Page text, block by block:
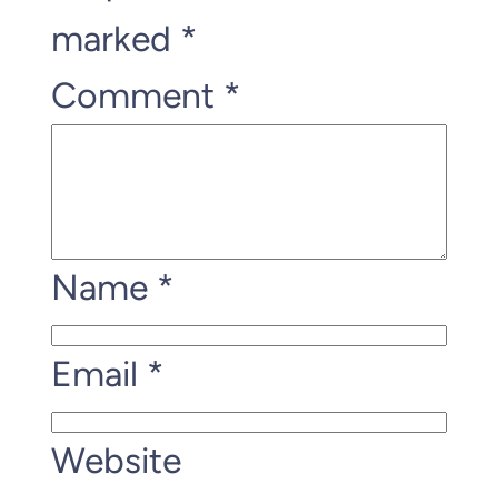
marked *
Comment *
Name *
Email *
Website